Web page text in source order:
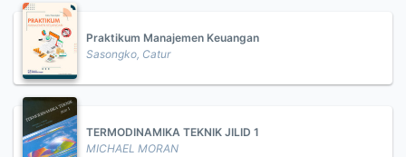
Praktikum Manajemen Keuangan
Sasongko, Catur
TERMODINAMIKA TEKNIK JILID 1
MICHAEL MORAN